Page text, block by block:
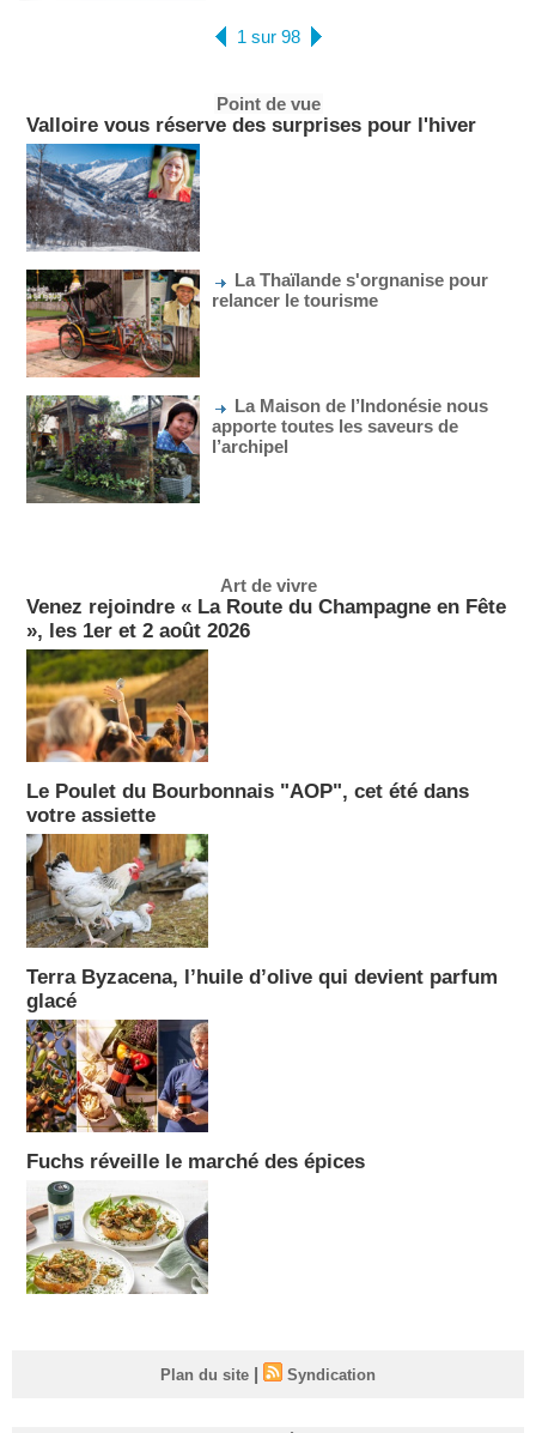
1 sur 98
Point de vue
Valloire vous réserve des surprises pour l'hiver
La Thaïlande s'orgnanise pour
relancer le tourisme
La Maison de l’Indonésie nous
apporte toutes les saveurs de
l’archipel
Art de vivre
Venez rejoindre « La Route du Champagne en Fête
», les 1er et 2 août 2026
Le Poulet du Bourbonnais "AOP", cet été dans
votre assiette
Terra Byzacena, l’huile d’olive qui devient parfum
glacé
Fuchs réveille le marché des épices
Plan du site | Syndication